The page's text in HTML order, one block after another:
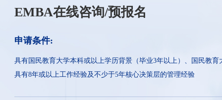
EMBA在线咨询/预报名
申请条件:
具有国民教育大学本科或以上学历背景（毕业3年以上）、国民教
具有8年或以上工作经验及不少于5年核心决策层的管理经验